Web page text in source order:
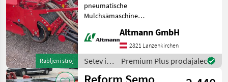
Rabljeni stroj
pneumatische
Mulchsämaschine
Klappen, ISOBUS,
Saatflussüberwachung,
Striegel 15cm Säreihe, 20
Säscharen, Spuranzeiger
Hydr. Vers
Altmann GmbH
2821 Lanzenkirchen
Setev in
nega /
Premium Plus prodajalec